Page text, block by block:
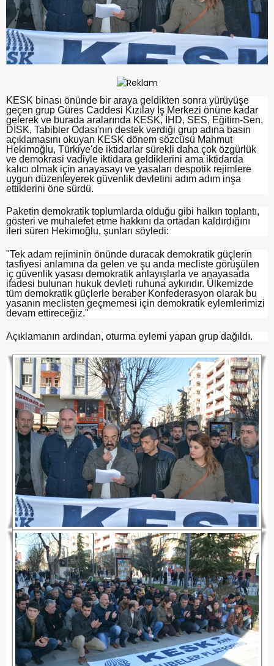
KESK binası önünde bir araya geldikten sonra yürüyüşe
geçen grup Güres Caddesi Kızılay İş Merkezi önüne kadar
gelerek ve burada aralarında KESK, İHD, SES, Eğitim-Sen,
DİSK, Tabibler Odası'nın destek verdiği grup adına basın
açıklamasını okuyan KESK dönem sözcüsü Mahmut
Hekimoğlu, Türkiye'de iktidarlar sürekli daha çok özgürlük
ve demokrasi vadiyle iktidara geldiklerini ama iktidarda
kalıcı olmak için anayasayı ve yasaları despotik rejimlere
uygun düzenleyerek güvenlik devletini adım adım inşa
ettiklerini öne sürdü.
Paketin demokratik toplumlarda olduğu gibi halkın toplantı,
gösteri ve muhalefet etme hakkını da ortadan kaldırdığını
ileri süren Hekimoğlu, şunları söyledi:
"Tek adam rejiminin önünde duracak demokratik güçlerin
tasfiyesi anlamına da gelen ve şu anda mecliste görüşülen
iç güvenlik yasası demokratik anlayışlarla ve anayasada
ifadesi bulunan hukuk devleti ruhuna aykırıdır. Ülkemizde
tüm demokratik güçlerle beraber Konfederasyon olarak bu
yasanın meclisten geçmemesi için demokratik eylemlerimizi
devam ettireceğiz."
Açıklamanın ardından, oturma eylemi yapan grup dağıldı.